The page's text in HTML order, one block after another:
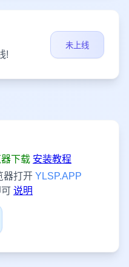
!
未上线
下载 安装教程
器打开 YLSP.APP
说明